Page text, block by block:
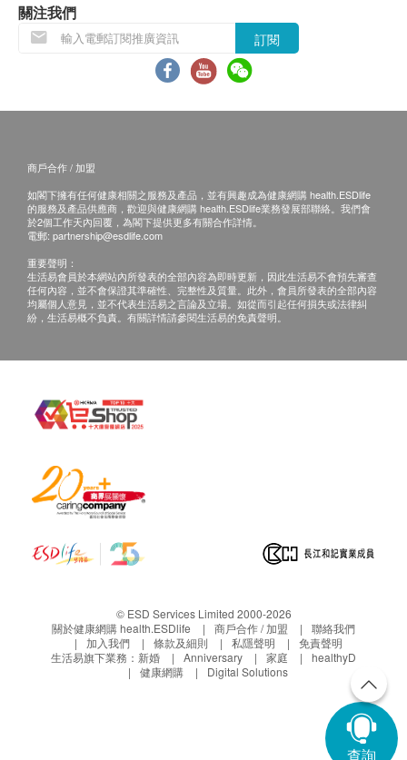
關注我們
訂閱
商戶合作 / 加盟
如閣下擁有任何健康相關之服務及產品，並有興趣成為健康網購 health.ESDlife
的服務及產品供應商，歡迎與健康網購 health.ESDlife業務發展部聯絡。我們會
於2個工作天內回覆，為閣下提供更多有關合作詳情。
電郵: partnership@esdlife.com
重要聲明：
生活易會員於本網站內所發表的全部內容為即時更新，因此生活易不會預先審查
任何內容，並不會保證其準確性、完整性及質量。此外，會員所發表的全部內容
均屬個人意見，並不代表生活易之言論及立場。如從而引起任何損失或法律糾
紛，生活易概不負責。有關詳情請參閱生活易的免責聲明。
© ESD Services Limited 2000-2026
關於健康網購 health.ESDlife
商戶合作 / 加盟
聯絡我們
加入我們
條款及細則 私隱聲明
免責聲明
生活易旗下業務： 新婚 Anniversary 家庭
healthyD
健康網購
Digital Solutions
查詢